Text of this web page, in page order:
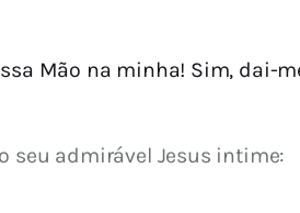
Mão na minha! Sim, dai-
seu admirável Jesus intime: